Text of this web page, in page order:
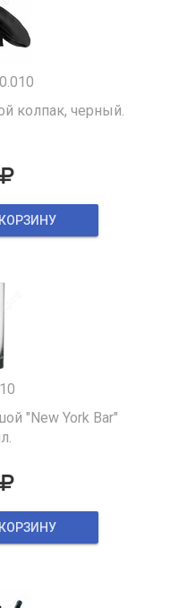
колпак, черный.
"New York Bar"